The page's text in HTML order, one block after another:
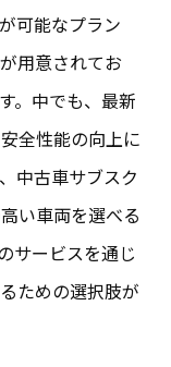
可能なプラン
用意されてお
。中でも、最新
全性能の向上に
中古車サブスク
い車両を選べる
サービスを通じ
ための選択肢が